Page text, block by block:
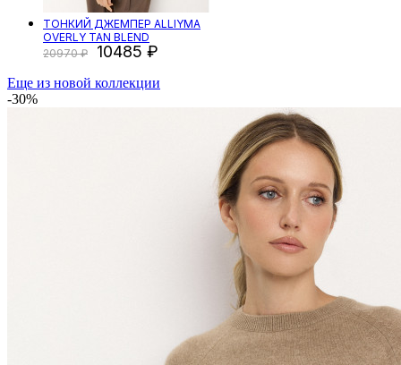
ТОНКИЙ ДЖЕМПЕР ALLIYMA
OVERLY TAN BLEND
20970
10485
Еще из новой коллекции
-30%